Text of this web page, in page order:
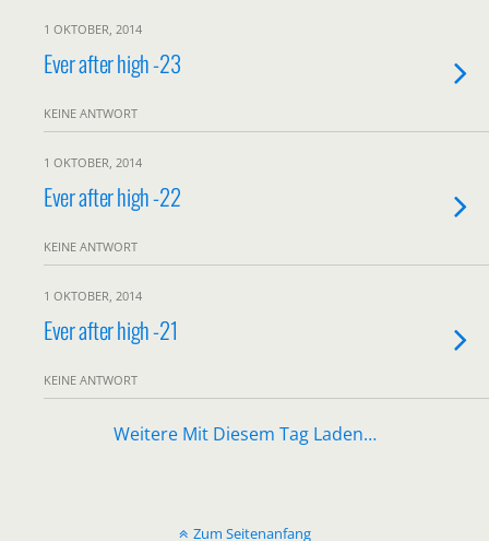
1 OKTOBER, 2014
Ever after high -23
KEINE ANTWORT
1 OKTOBER, 2014
Ever after high -22
KEINE ANTWORT
1 OKTOBER, 2014
Ever after high -21
KEINE ANTWORT
Weitere Mit Diesem Tag Laden…
Zum Seitenanfang